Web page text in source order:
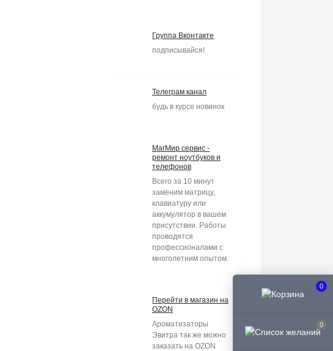
0
0
Группа Вконтакте
подписывайся!
Телеграм канал
будь в курсе новинок
МагМир сервис -
ремонт ноутбуков и
телефонов
Всего за 10 минут
заменим матрицу,
клавиатуру или
аккумулятор в вашем
присутствии. Работы
проводятся
профессионалами с
многолетним опытом.
Перейти в магазин на
OZON
Ароматизаторы
Эвитра так же можно
заказать на OZON